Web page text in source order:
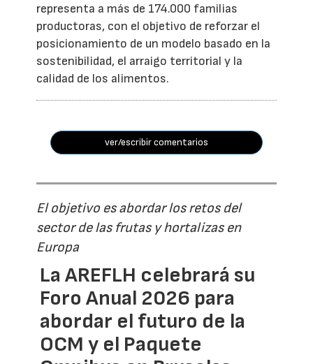
representa a más de 174.000 familias
productoras, con el objetivo de reforzar el
posicionamiento de un modelo basado en la
sostenibilidad, el arraigo territorial y la
calidad de los alimentos.
ver/escribir comentarios
El objetivo es abordar los retos del
sector de las frutas y hortalizas en
Europa
La AREFLH celebrará su
Foro Anual 2026 para
abordar el futuro de la
OCM y el Paquete